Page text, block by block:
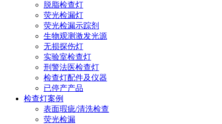
脱脂检查灯
荧光检漏灯
荧光检漏示踪剂
生物观测激发光源
无损探伤灯
实验室检查灯
刑警法医检查灯
检查灯配件及仪器
已停产产品
检查灯案例
表面瑕疵/清洗检查
荧光检漏